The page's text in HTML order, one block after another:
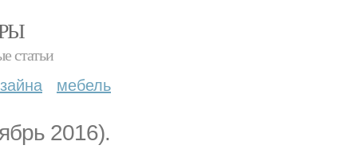
статьи
мебель
2016).